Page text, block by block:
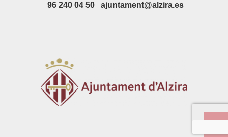
96 240 04 50 ajuntament@alzira.es